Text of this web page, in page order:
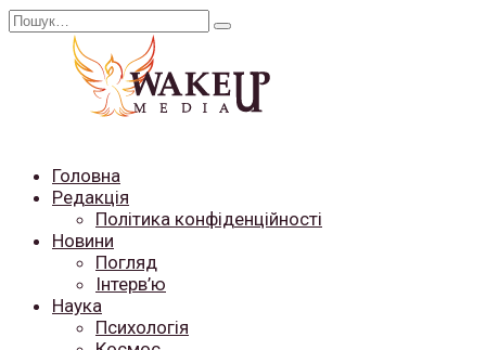
Перейти
Search
Головна
Редакція
Політика конфіденційності
Новини
Погляд
Інтерв’ю
Наука
Психологія